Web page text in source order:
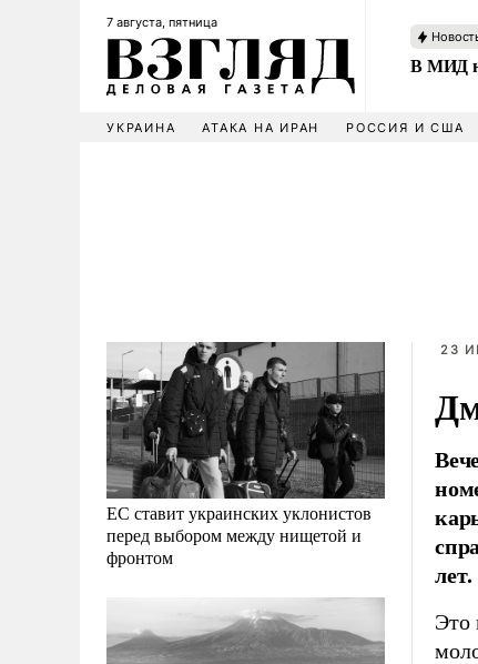
7 августа, пятница
В МИД
УКРАИНА АТАКА НА ИРАН РОССИЯ И США
ЕС ставит украинских уклонистов
перед выбором между нищетой и
фронтом
23
лет.
Это